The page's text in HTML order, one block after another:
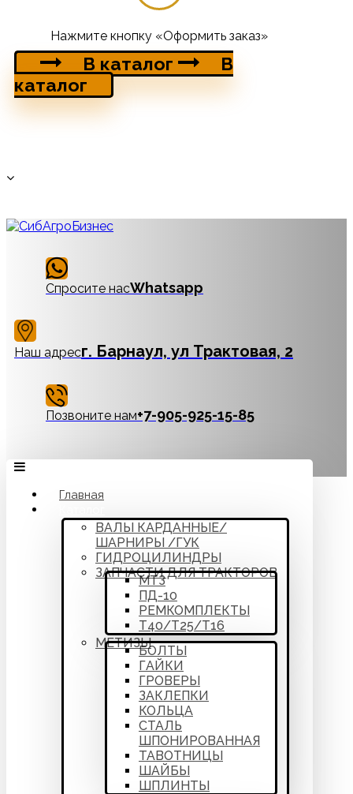
Нажмите кнопку «Оформить заказ»
В каталог
В
каталог
Спросите насWhatsapp
Наш адресг. Барнаул, ул Трактовая, 2
Позвоните нам‪+7-905-925-15-85
Главная
ВАЛЫ КАРДАННЫЕ/
ШАРНИРЫ /ГУК
ГИДРОЦИЛИНДРЫ
ЗАПЧАСТИ ДЛЯ ТРАКТОРОВ
МТЗ
ПД-10
РЕМКОМПЛЕКТЫ
Т40/Т25/Т16
МЕТИЗЫ
БОЛТЫ
ГАЙКИ
ГРОВЕРЫ
ЗАКЛЕПКИ
КОЛЬЦА
СТАЛЬ
ШПОНИРОВАННАЯ
ТАВОТНИЦЫ
ШАЙБЫ
ШПЛИНТЫ